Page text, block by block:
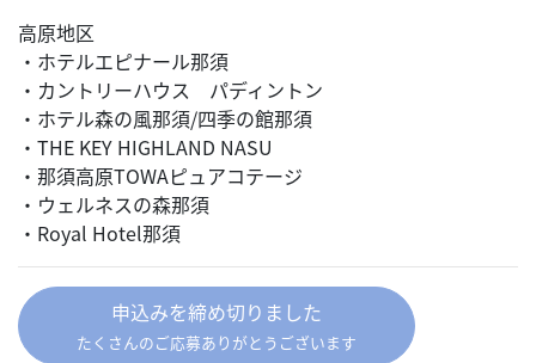
高原地区
・ホテルエピナール那須
・カントリーハウス パディントン
・ホテル森の風那須/四季の館那須
・THE KEY HIGHLAND NASU
・那須高原TOWAピュアコテージ
・ウェルネスの森那須
・Royal Hotel那須
申込みを締め切りました
たくさんのご応募ありがとうございます